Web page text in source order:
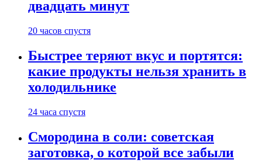
двадцать минут
20 часов спустя
Быстрее теряют вкус и портятся:
какие продукты нельзя хранить в
холодильнике
24 часа спустя
Смородина в соли: советская
заготовка, о которой все забыли